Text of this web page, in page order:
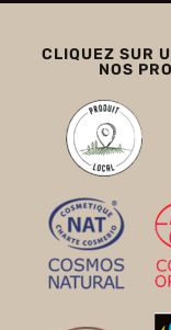
CLIQUEZ SUR
NOS